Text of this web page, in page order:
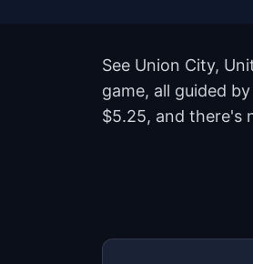
See Union City,
game, all guided
$5.25, and there's